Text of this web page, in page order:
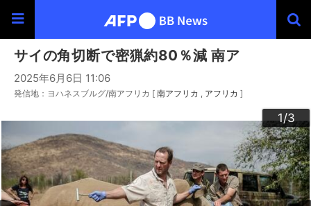
サイの角切断で密猟約80％減 南ア
2025年6月6日 11:06
発信地：ヨハネスブルグ/南アフリカ [ 南アフリカ アフリカ ]
1/3
2/3
3/3